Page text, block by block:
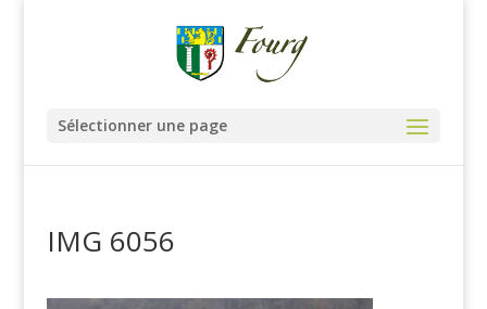
Sélectionner une page
IMG 6056